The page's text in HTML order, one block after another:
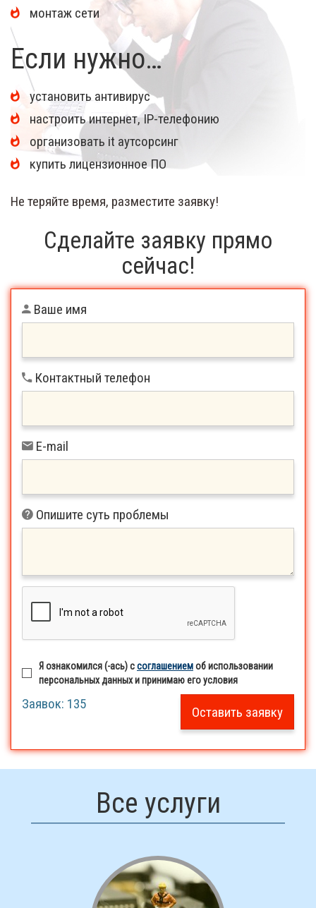
монтаж сети
Если нужно…
установить антивирус
настроить интернет, IP-телефонию
организовать it аутсорсинг
купить лицензионное ПО
Не теряйте время, разместите заявку!
Сделайте заявку прямо
сейчас!
Ваше имя
Контактный телефон
E-mail
Опишите суть проблемы
Я ознакомился (-ась) ссоглашениемоб использовании
персональных данных и принимаю его условия
Оставить заявку
Заявок: 135
Все услуги